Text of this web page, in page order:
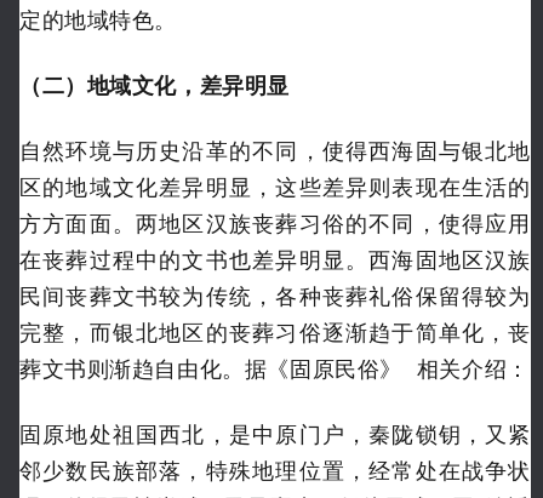
定的地域特色。
（二）地域文化，差异明显
自然环境与历史沿革的不同，使得西海固与银北地
区的地域文化差异明显，这些差异则表现在生活的
方方面面。两地区汉族丧葬习俗的不同，使得应用
在丧葬过程中的文书也差异明显。西海固地区汉族
民间丧葬文书较为传统，各种丧葬礼俗保留得较为
完整，而银北地区的丧葬习俗逐渐趋于简单化，丧
葬文书则渐趋自由化。据 《固原民俗》 相关介绍：
固原地处祖国西北，是中原门户，秦陇锁钥，又紧
邻少数民族部落，特殊地理位置，经常处在战争状